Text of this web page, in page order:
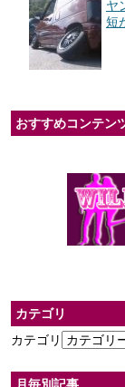
ヤ
短
おすすめコンテン
カテゴリ
カテゴリ